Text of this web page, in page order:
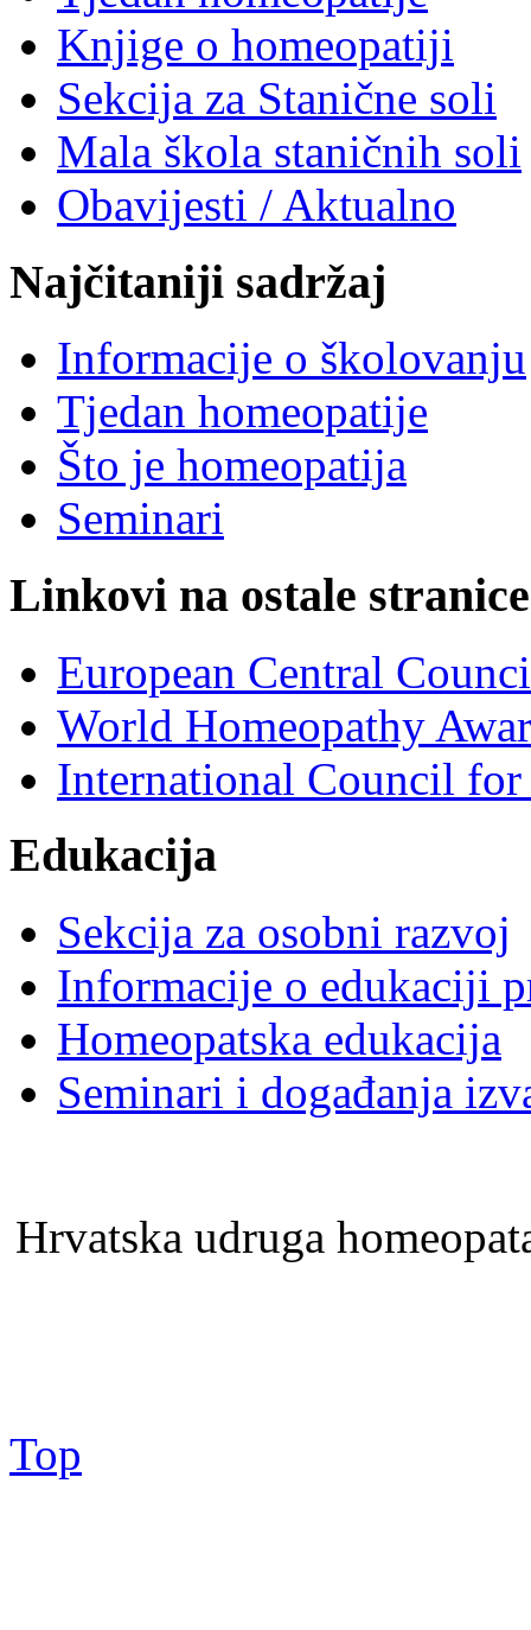
Knjige o homeopatiji
Sekcija za Stanične soli
Mala škola staničnih soli
Obavijesti / Aktualno
Najčitaniji sadržaj
Informacije o školovanju
Tjedan homeopatije
Što je homeopatija
Seminari
Linkovi na ostale stranice
European Central
World Homeopathy
International Council
Edukacija
Sekcija za osobni razvoj
Informacije o edukaciji
Homeopatska edukacija
Seminari i događanja
Hrvatska udruga
Top